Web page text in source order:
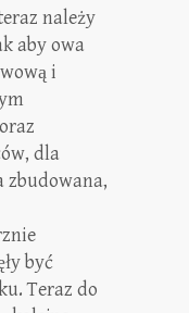
należy
aby owa
i
dla
zbudowana,
być
Teraz do